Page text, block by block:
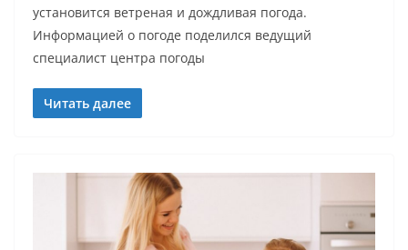
установится ветреная и дождливая погода.
Информацией о погоде поделился ведущий
специалист центра погоды
Читать далее